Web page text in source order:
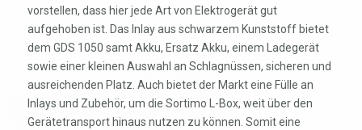
vorstellen, dass hier jede Art von Elektrogerät gut
aufgehoben ist. Das Inlay aus schwarzem Kunststoff bietet
dem GDS 1050 samt Akku, Ersatz Akku, einem Ladegerät
sowie einer kleinen Auswahl an Schlagnüssen, sicheren und
ausreichenden Platz. Auch bietet der Markt eine Fülle an
Inlays und Zubehör, um die Sortimo L-Box, weit über den
Gerätetransport hinaus nutzen zu können. Somit eine